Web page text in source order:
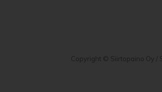
Copyright © Siirtopaino Oy /